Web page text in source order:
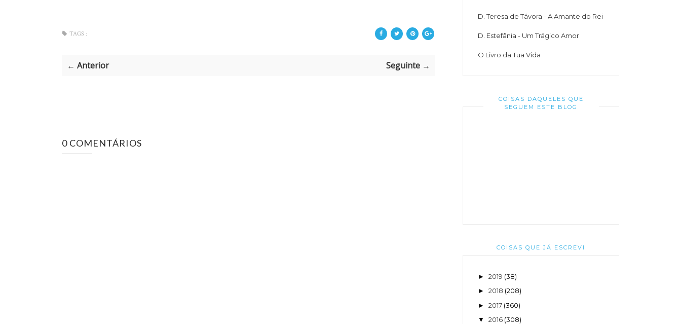
TAGS :
← Anterior Seguinte →
0 COMENTÁRIOS
D. Teresa de Távora - A Amante do Rei
D. Estefânia - Um Trágico Amor
O Livro da Tua Vida
COISAS DAQUELES QUE
SEGUEM ESTE BLOG
COISAS QUE JÁ ESCREVI
► 2019 (38)
► 2018 (208)
► 2017 (360)
▼ 2016 (308)